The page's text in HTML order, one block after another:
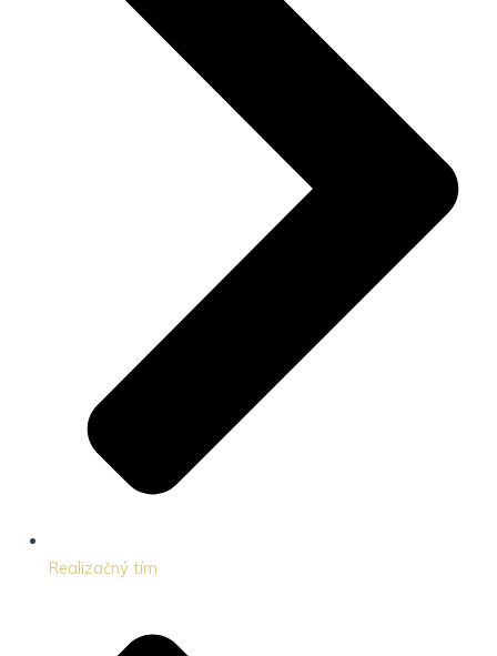
Realizačný tím